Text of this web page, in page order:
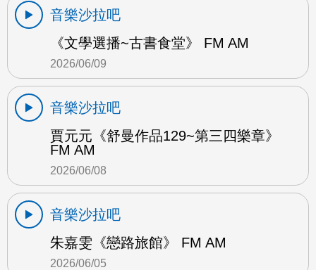
音樂沙拉吧
《文學選播~古書食堂》 FM AM
2026/06/09
音樂沙拉吧
賈元元《舒曼作品129~第三四樂章》
FM AM
2026/06/08
音樂沙拉吧
朱嘉雯《戀路旅館》 FM AM
2026/06/05